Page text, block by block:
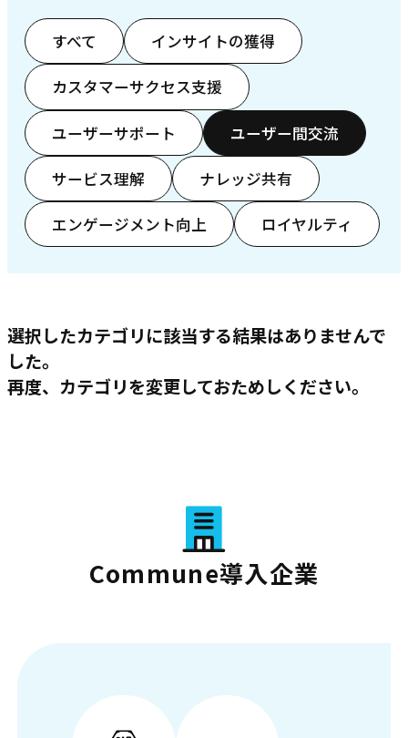
すべて インサイトの獲得
カスタマーサクセス支援
ユーザーサポート ユーザー間交流
サービス理解 ナレッジ共有
エンゲージメント向上 ロイヤルティ
選択したカテゴリに該当する結果はありませんで
した。
再度、カテゴリを変更しておためしください。
Commune導入企業